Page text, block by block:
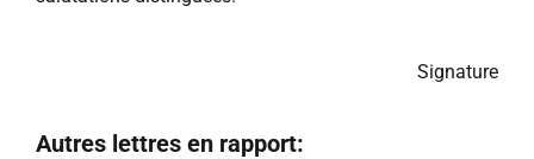
Signature
Autres lettres en rapport: